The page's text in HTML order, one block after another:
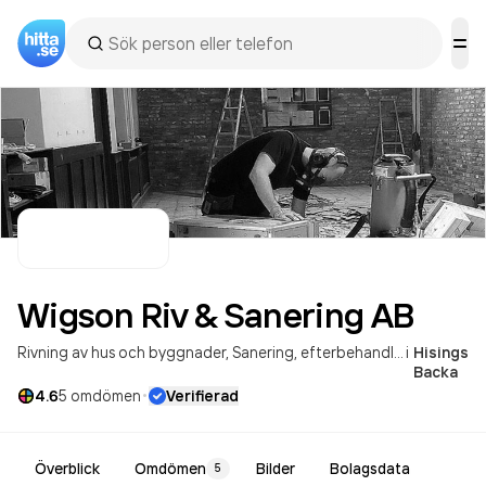
Wigson Riv & Sanering AB
Rivning av hus och byggnader Sanering, efterbehandling av jord och vatten samt annan verksamhet för föroreningsbekämpning i Hisings
Backa
4.65 omdömen· Verifierad
Överblick Omdömen 5 Bilder Bolagsdata